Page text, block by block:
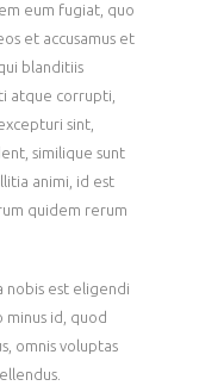
eum fugiat, quo
et accusamus et
blanditiis
atque corrupti,
sint,
similique sunt
animi, id est
quidem rerum
nobis est eligendi
id, quod
omnis voluptas